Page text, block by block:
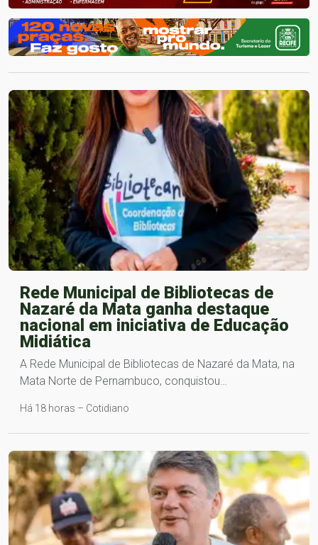
Rede Municipal de Bibliotecas de
Nazaré da Mata ganha destaque
nacional em iniciativa de Educação
Midiática
A Rede Municipal de Bibliotecas de Nazaré da Mata, na
Mata Norte de Pernambuco, conquistou…
Há 18 horas – Cotidiano